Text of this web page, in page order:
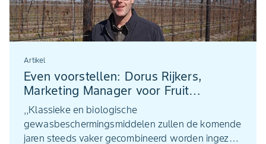
Artikel
Even voorstellen: Dorus Rijkers,
Marketing Manager voor Fruit
Bloembollen en Boomkwekerij
,,Klassieke en biologische
gewasbeschermingsmiddelen zullen de komende
jaren steeds vaker gecombineerd worden ingezet